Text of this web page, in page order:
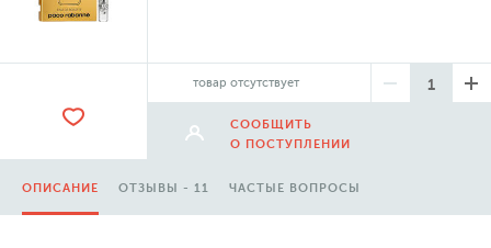
товар отсутствует
СООБЩИТЬ
О ПОСТУПЛЕНИИ
ОПИСАНИЕ ОТЗЫВЫ - 11 ЧАСТЫЕ ВОПРОСЫ